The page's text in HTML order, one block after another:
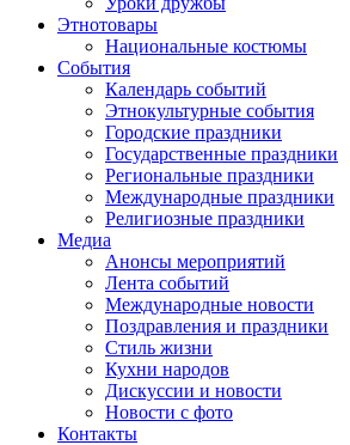
Этнотовары
Национальные костюмы
События
Календарь событий
Этнокультурные события
Городские праздники
Государственные праздники
Региональные праздники
Международные праздники
Религиозные праздники
Медиа
Анонсы мероприятий
Лента событий
Международные новости
Поздравления и праздники
Cтиль жизни
Кухни народов
Дискуссии и новости
Новости с фото
Контакты